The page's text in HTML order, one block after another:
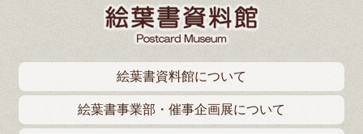
絵葉書資料館について
絵葉書事業部・催事企画展について